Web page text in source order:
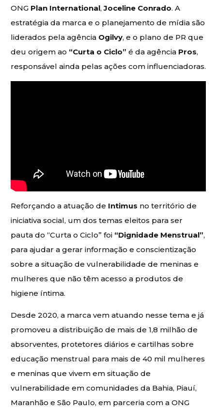
ONG Plan International,Joceline Conrado. A
estratégia da marca e o planejamento de mídia são
liderados pela agência Ogilvy, e o plano de PR que
deu origem ao “Curta o Ciclo”é da agência Pros,
responsável ainda pelas ações com influenciadoras.
Reforçando a atuação de Intimus no território de
iniciativa social, um dos temas eleitos para ser
pauta do “Curta o Ciclo” foi “Dignidade Menstrual”,
para ajudar a gerar informação e conscientização
sobre a situação de vulnerabilidade de meninas e
mulheres que não têm acesso a produtos de
higiene íntima.
Desde 2020, a marca vem atuando nesse tema e já
promoveu a distribuição de mais de 1,8 milhão de
absorventes, protetores diários e cartilhas sobre
educação menstrual para mais de 40 mil mulheres
e meninas que vivem em situação de
vulnerabilidade em comunidades da Bahia, Piauí,
Maranhão e São Paulo, em parceria com a ONG